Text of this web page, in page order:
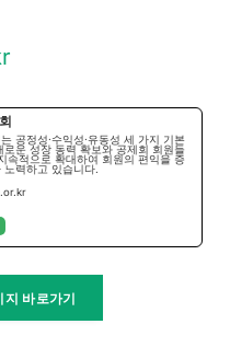
공정성·수익성·유동성 세 가지 기본
로운 성장 동력 확보와 공제회 회원들
속적으로 확대하여 회원의 편익을 증
노력하고 있습니다.
지 바로가기